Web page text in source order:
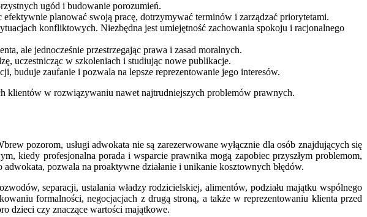
ugód i budowanie porozumień.
planować swoją pracę, dotrzymywać terminów i zarządzać priorytetami.
konfliktowych. Niezbędna jest umiejętność zachowania spokoju i racjonalnego
ale jednocześnie przestrzegając prawa i zasad moralnych.
uczestnicząc w szkoleniach i studiując nowe publikacje.
buduje zaufanie i pozwala na lepsze reprezentowanie jego interesów.
klientów w rozwiązywaniu nawet najtrudniejszych problemów prawnych.
pozorom, usługi adwokata nie są zarezerwowane wyłącznie dla osób znajdujących się
kiedy profesjonalna porada i wsparcie prawnika mogą zapobiec przyszłym problemom,
pozwala na proaktywne działanie i unikanie kosztownych błędów.
separacji, ustalania władzy rodzicielskiej, alimentów, podziału majątku wspólnego
formalności, negocjacjach z drugą stroną, a także w reprezentowaniu klienta przed
dzieci czy znaczące wartości majątkowe.